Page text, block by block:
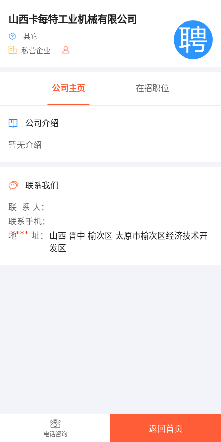
山西卡每特工业机械有限公司
其它
私营企业
公司主页 在招职位
公司介绍
暂无介绍
联系我们
联 系 人：
联系手机：
****
地 址：
山西 晋中 榆次区 太原市榆次区经济技术开
发区
电话咨询
返回首页